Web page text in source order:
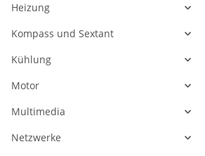
Heizung
Kompass und Sextant
Kühlung
Motor
Multimedia
Netzwerke